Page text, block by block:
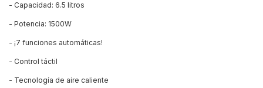
- Capacidad: 6.5 litros
- Potencia: 1500W
- ¡7 funciones automáticas!
- Control táctil
- Tecnología de aire caliente